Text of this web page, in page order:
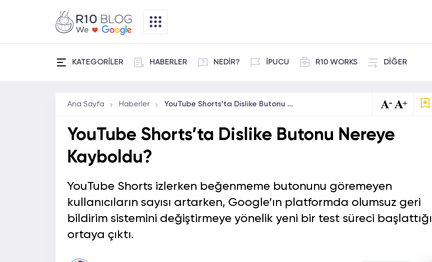
KATEGORİLER HABERLER NEDİR? İPUCU R10 WORKS DİĞER
Ana Sayfa Haberler YouTube Shorts’ta Dislike Butonu Nereye Kayboldu?
YouTube Shorts’ta Dislike Butonu Nereye
Kayboldu?
YouTube Shorts izlerken beğenmeme butonunu göremeyen
kullanıcıların sayısı artarken, Google’ın platformda olumsuz geri
bildirim sistemini değiştirmeye yönelik yeni bir test süreci başlattığı
ortaya çıktı.